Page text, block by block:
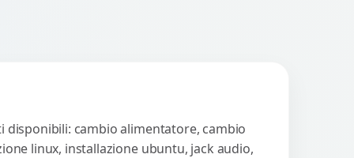
disponibili: cambio alimentatore, cambio
linux, installazione ubuntu, jack audio,